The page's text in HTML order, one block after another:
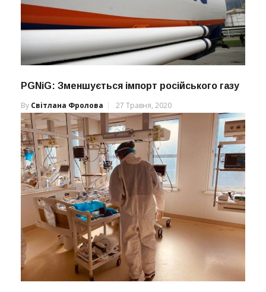
PGNiG: Зменшується імпорт російського газу
By Світлана Фролова 27 Травня, 2020